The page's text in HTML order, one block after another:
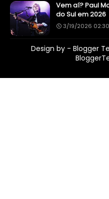
Vem aí? Paul
do Sul em 2026
3/19/2026
Design by - Blogger